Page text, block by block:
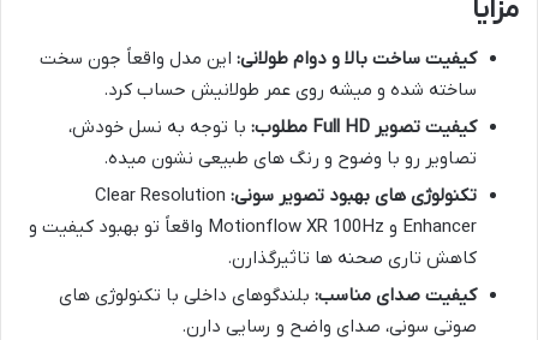
مزایا
کیفیت ساخت بالا و دوام طولانی: این مدل واقعاً جون سخت
ساخته شده و میشه روی عمر طولانیش حساب کرد.
کیفیت تصویر Full HD مطلوب:
با توجه به نسل خودش،
تصاویر رو با وضوح و رنگ های طبیعی نشون میده.
تکنولوژی های بهبود تصویر سونی: Clear Resolution
Enhancer و Motionflow XR 100Hz واقعاً تو بهبود کیفیت و
کاهش تاری صحنه ها تاثیرگذارن.
کیفیت صدای مناسب: بلندگوهای داخلی با تکنولوژی های
صوتی سونی، صدای واضح و رسایی دارن.